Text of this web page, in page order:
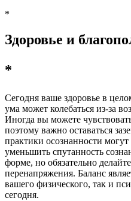
*
Здоровье и
*
Сегодня ваше здоровье в
ума может колебаться из-за
Иногда вы можете
поэтому важно оставаться
практики осознанности
уменьшить спутанность
форме, но обязательно
перенапряжения. Баланс
вашего физического, так и
сегодня.